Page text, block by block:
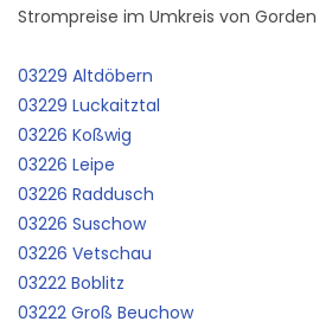
Strompreise im Umkreis von Gorden
03229 Altdöbern
03229 Luckaitztal
03226 Koßwig
03226 Leipe
03226 Raddusch
03226 Suschow
03226 Vetschau
03222 Boblitz
03222 Groß Beuchow